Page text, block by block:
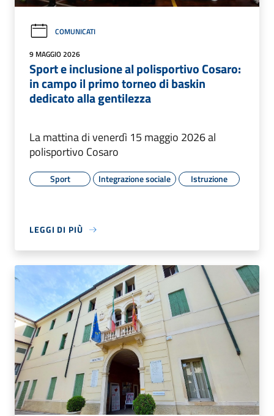
COMUNICATI
9 MAGGIO 2026
Sport e inclusione al polisportivo Cosaro:
in campo il primo torneo di baskin
dedicato alla gentilezza
La mattina di venerdì 15 maggio 2026 al
polisportivo Cosaro
Sport Integrazione sociale Istruzione
LEGGI DI PIÙ